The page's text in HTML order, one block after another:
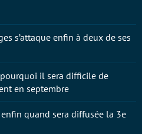
s’attaque enfin à deux de ses
il sera difficile de
en septembre
enfin quand sera diffusée la 3e